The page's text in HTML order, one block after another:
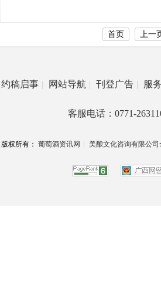
首页 上一
约稿启事 | 网站导航 | 刊登广告 | 服
客服电话：0771-
版权所有： 葡萄酒资讯网 美酿文化咨询有限公司